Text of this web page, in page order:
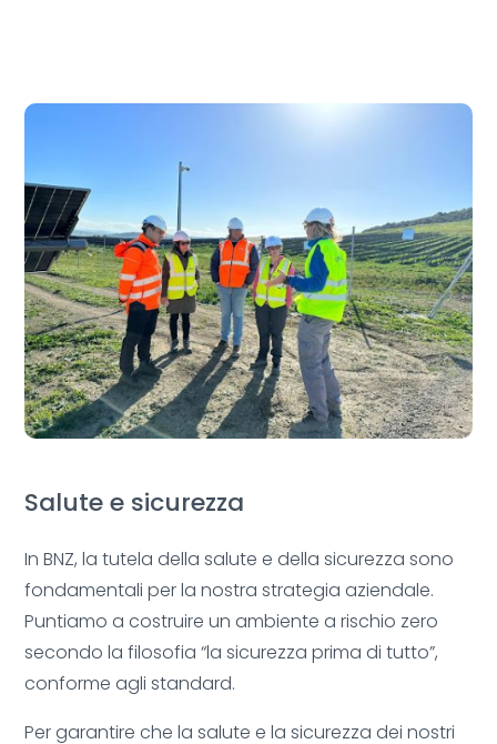
Salute e sicurezza
In BNZ, la tutela della salute e della sicurezza sono
fondamentali per la nostra strategia aziendale.
Puntiamo a costruire un ambiente a rischio zero
secondo la filosofia “la sicurezza prima di tutto”,
conforme agli standard.
Per garantire che la salute e la sicurezza dei nostri